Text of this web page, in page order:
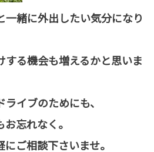
一緒に外出したい気分になり
する機会も増えるかと思いま
イブのためにも、
忘れなく。
ご相談下さいませ。